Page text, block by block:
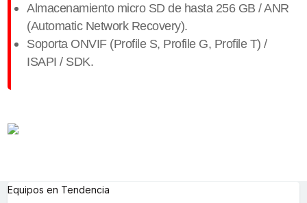
Almacenamiento micro SD de hasta 256 GB / ANR
(Automatic Network Recovery).
Soporta ONVIF (Profile S, Profile G, Profile T) /
ISAPI / SDK.
Equipos en Tendencia